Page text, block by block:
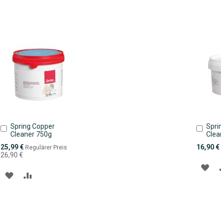
Spring Copper
Cleaner 750g
Sonderpreis
25,99 € Regulärer Preis
26,90 €
In
den
Warenkorb
ZUR
16,90 €
In
den